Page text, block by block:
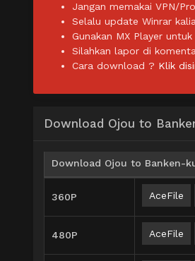
Jangan memakai VPN/
Selalu update Winrar
Gunakan MX Player
Silahkan lapor di
Cara download ? Klik
Download Ojou to
Download Ojou to Banken-
360P AceFile
480P AceFile